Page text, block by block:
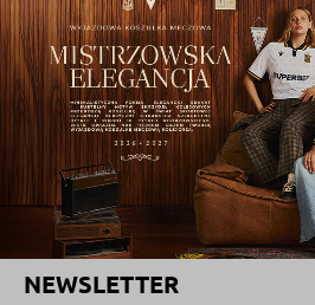
NEWSLETTER